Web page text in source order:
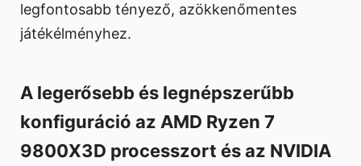
legfontosabb tényező, azökkenőmentes
játékélményhez.
A legerősebb és legnépszerűbb
konfiguráció az AMD Ryzen 7
9800X3D processzort és az NVIDIA